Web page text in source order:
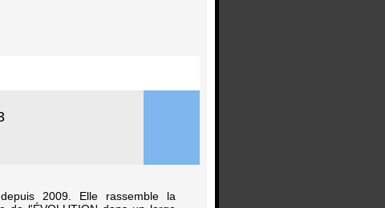
2009. Elle rassemble la